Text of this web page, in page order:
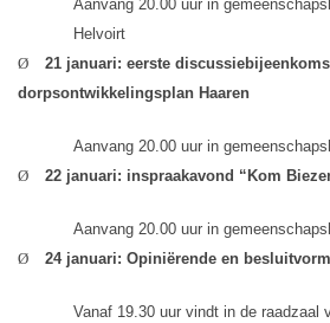
Aanvang 20.00 uur in
Helvoirt
Ø
21 januari: eerste
dorpsontwikkelingsplan Haaren
Aanvang 20.00 uur in
Ø
22 januari: inspraakavond “Kom
Aanvang 20.00 uur in
Ø
24 januari: Opiniërende en
Vanaf 19.30 uur vindt in de raadzaal